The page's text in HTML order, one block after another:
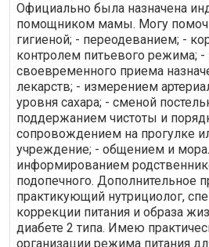
Официально была назначена
помощником мамы. Могу
гигиеной; - переодеванием; -
контролем питьевого режима;
своевременного приема
лекарств; - измерением
уровня сахара; - сменой
поддержанием чистоты и
сопровождением на прогулке
учреждение; - общением и
информированием
подопечного. Дополнительное
практикующий нутрициолог,
коррекции питания и образа
диабете 2 типа. Имею
организации режима питания